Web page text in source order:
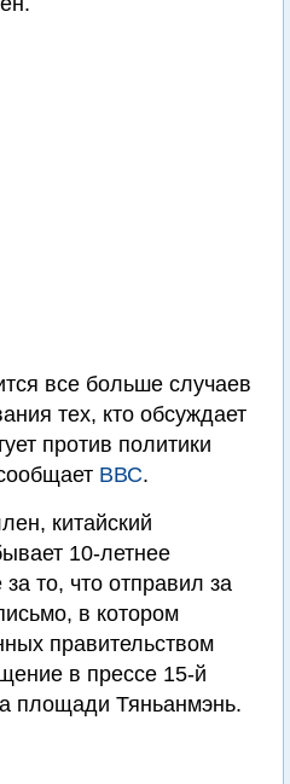
все больше случаев
тех, кто обсуждает
против политики
ВВС.
китайский
10-летнее
то, что отправил за
в котором
правительством
в прессе 15-й
площади Тяньанмэнь.